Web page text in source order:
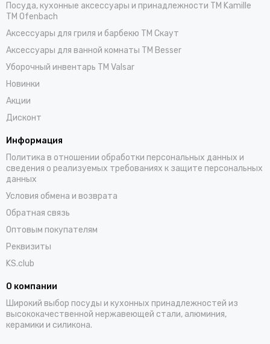
Посуда, кухонные аксессуары и принадлежности TM Kamille
TM Ofenbach
Аксессуары для гриля и барбекю TM Скаут
Аксессуары для ванной комнаты TM Besser
Уборочный инвентарь TM Valsar
Новинки
Акции
Дисконт
Информация
Политика в отношении обработки персональных данных и
сведения о реализуемых требованиях к защите персональных
данных
Условия обмена и возврата
Обратная связь
Оптовым покупателям
Реквизиты
KS.club
О компании
Широкий выбор посуды и кухонных принадлежностей из
высококачественной нержавеющей стали, алюминия,
керамики и силикона.